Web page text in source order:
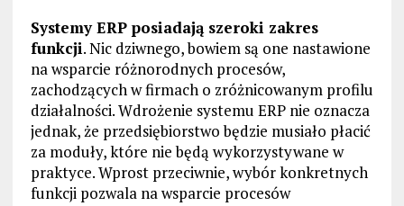
Systemy ERP posiadają szeroki zakres
funkcji. Nic dziwnego, bowiem są one nastawione
na wsparcie różnorodnych procesów,
zachodzących w firmach o zróżnicowanym profilu
działalności. Wdrożenie systemu ERP nie oznacza
jednak, że przedsiębiorstwo będzie musiało płacić
za moduły, które nie będą wykorzystywane w
praktyce. Wprost przeciwnie, wybór konkretnych
funkcji pozwala na wsparcie procesów